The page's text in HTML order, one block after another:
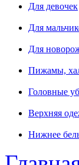
Для девочек
Для
Для
Пижамы,
Головные
Верхняя
Нижнее